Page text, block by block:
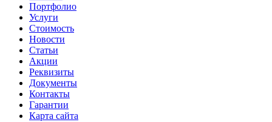
Портфолио
Услуги
Стоимость
Новости
Статьи
Акции
Реквизиты
Документы
Контакты
Гарантии
Карта сайта